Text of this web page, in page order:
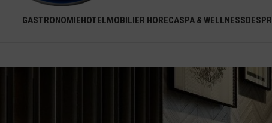
GASTRONOMIEHOTELMOBILIER HORECASPA & WELLNESS